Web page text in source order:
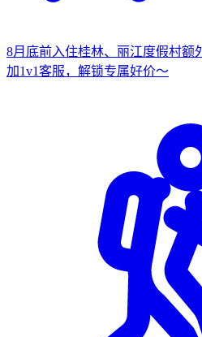
8月底前入住桂林、丽江度假村额
加1v1客服，解锁专属好价～